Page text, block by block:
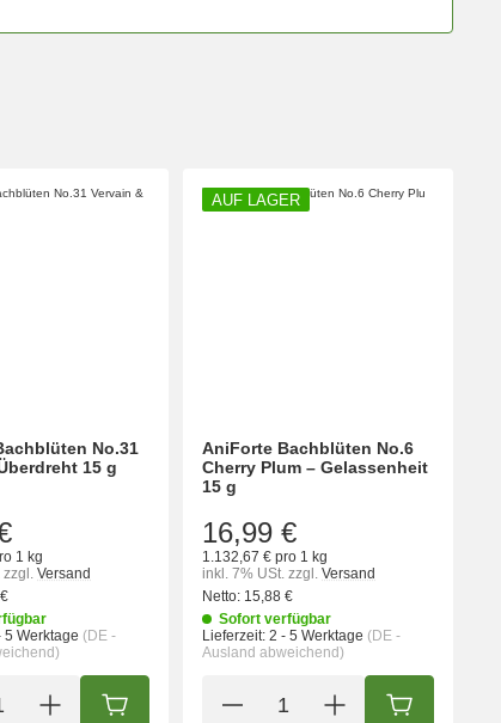
No.31
15 g
1 kg
zzgl. Versand
5 Werktage (DE -
IN DEN WARENKORB
AUF LAGER
AniForte Bachblüten No.6
Cherry Plum – Gelassenheit
15 g
16,99 €
1.132,67 € pro 1 kg
inkl. 7% USt. zzgl. Versand
Netto: 15,88 €
Sofort verfügbar
Lieferzeit: 2 - 5 Werktage (DE -
Ausland abweichend)
IN DEN